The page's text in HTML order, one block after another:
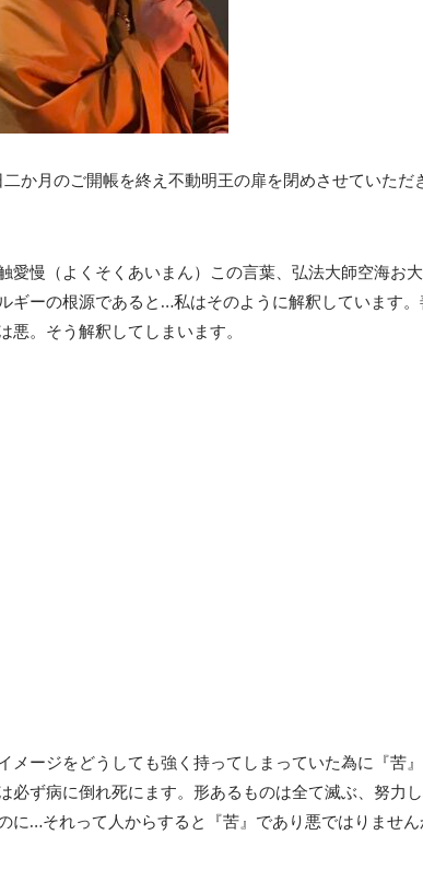
か月のご開帳を終え不動明王の扉を閉めさせていただ
愛慢（よくそくあいまん）この言葉、弘法大師空海お
ギーの根源であると…私はそのように解釈しています
。そう解釈してしまいます。
メージをどうしても強く持ってしまっていた為に『苦
必ず病に倒れ死にます。形あるものは全て滅ぶ、努力
に…それって人からすると『苦』であり悪ではりません